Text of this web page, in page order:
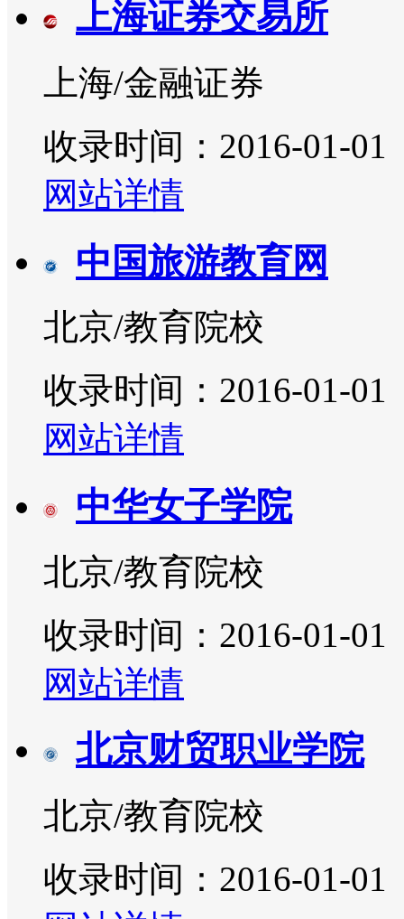
上海证券交易所
上海/金融证券
收录时间：2016-01-01
网站详情
中国旅游教育网
北京/教育院校
收录时间：2016-01-01
网站详情
中华女子学院
北京/教育院校
收录时间：2016-01-01
网站详情
北京财贸职业学院
北京/教育院校
收录时间：2016-01-01